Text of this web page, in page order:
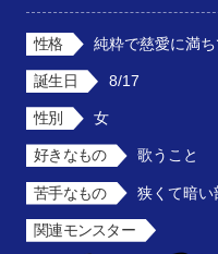
性格 純粋で慈愛に満ち
誕生日 8/17
性別 女
好きなもの 歌うこと
苦手なもの 狭くて暗
関連モンスター